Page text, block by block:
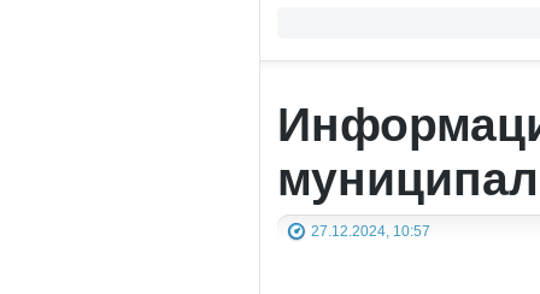
27.12.2024, 10:57